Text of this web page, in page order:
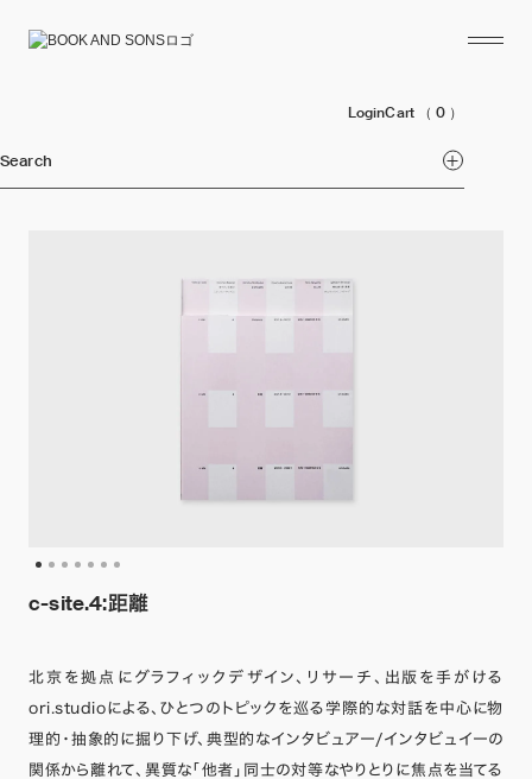
LoginCart （ 0 ）
Search
c-site.4:距離
北京を拠点にグラフィックデザイン、リサーチ、出版を手がける
ori.studioによる、ひとつのトピックを巡る学際的な対話を中心に物
理的・抽象的に掘り下げ、典型的なインタビュアー/インタビュイーの
関係から離れて、異質な「他者」同士の対等なやりとりに焦点を当てる